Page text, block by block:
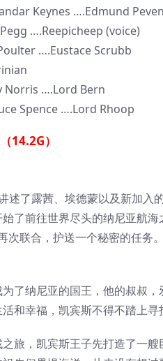
Keynes ….Edmund
….Reepicheep (voice)
….Eustace Scrubb
Norris ….Lord Bern
Spence ….Lord Rhoop
14.2G）
讲述了露茜、埃德蒙以及新加
了前往世界尽头的纳尼亚航
次联合，护送一个秘密的任
了纳尼亚的国王，他的叔叔
和幸福，凯宾斯不得不踏上寻
旅，凯宾斯王子先打造了一